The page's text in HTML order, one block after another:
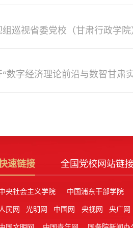
组巡视省委党校（甘肃行政学
数字经济理论前沿与数智甘肃
速链接 全国党校网站链
央社会主义学院 中国浦东干部学院
人民网 光明网 中国网 央视网 央广网